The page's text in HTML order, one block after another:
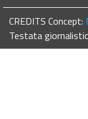
CREDITS Concept:
Testata